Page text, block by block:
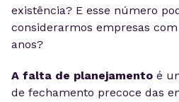
existência? E esse número
considerarmos empresas
anos?
A falta de planejamento é
de fechamento precoce das